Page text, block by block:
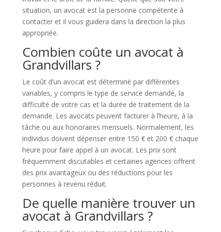
situation, un avocat est la personne compétente à
contacter et il vous guidera dans la direction la plus
appropriée.
Combien coûte un avocat à
Grandvillars ?
Le coût d’un avocat est déterminé par différentes
variables, y compris le type de service demandé, la
difficulté de votre cas et la durée de traitement de la
demande. Les avocats peuvent facturer à l’heure, à la
tâche ou aux honoraires mensuels. Normalement, les
individus doivent dépenser entre 150 € et 200 € chaque
heure pour faire appel à un avocat. Les prix sont
fréquemment discutables et certaines agences offrent
des prix avantageux ou des réductions pour les
personnes à revenu réduit.
De quelle manière trouver un
avocat à Grandvillars ?